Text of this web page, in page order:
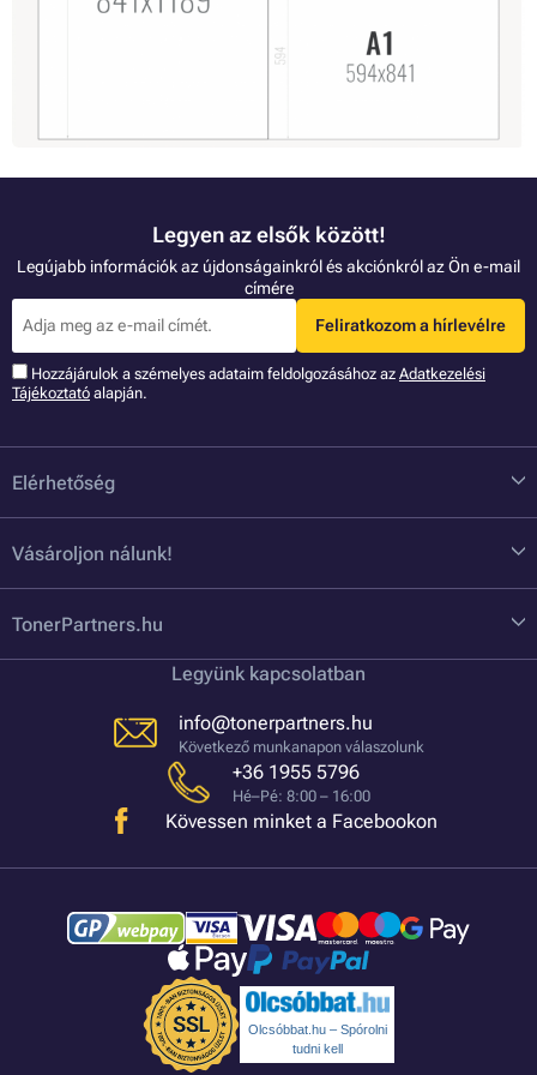
nyomtatásra alkalmas nyomtatókról. Nagyon könnyen “képbe
Teljes cikk »
Legyen az elsők között!
Legújabb információk az újdonságainkról és akciónkról az Ön e-mail
címére
Feliratkozom a hírlevélre
Hozzájárulok a szémelyes adataim feldolgozásához az Adatkezelési
Tájékoztató alapján.
Elérhetőség
Vásároljon nálunk!
TonerPartners.hu
Legyünk kapcsolatban
info@tonerpartners.hu
Következő munkanapon válaszolunk
+36 1955 5796
Hé–Pé: 8:00 – 16:00
Kövessen minket a Facebookon
Olcsóbbat.hu – Spórolni
tudni kell